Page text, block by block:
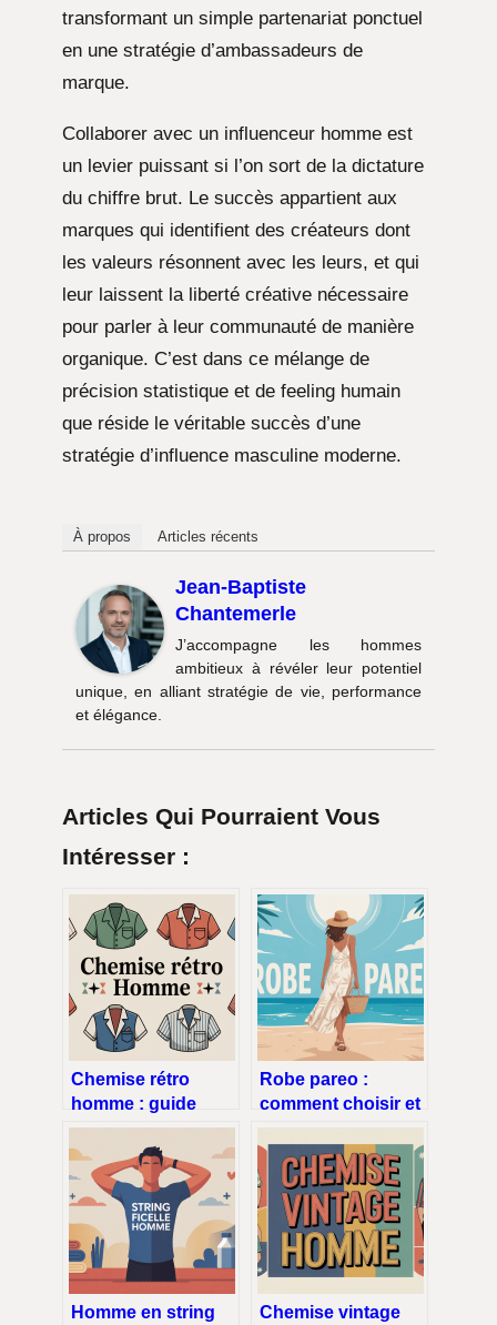
transformant un simple partenariat ponctuel
en une stratégie d’ambassadeurs de
marque.
Collaborer avec un influenceur homme est
un levier puissant si l’on sort de la dictature
du chiffre brut. Le succès appartient aux
marques qui identifient des créateurs dont
les valeurs résonnent avec les leurs, et qui
leur laissent la liberté créative nécessaire
pour parler à leur communauté de manière
organique. C’est dans ce mélange de
précision statistique et de feeling humain
que réside le véritable succès d’une
stratégie d’influence masculine moderne.
À propos Articles récents
Jean-Baptiste
Chantemerle
J’accompagne les hommes
ambitieux à révéler leur potentiel
unique, en alliant stratégie de vie, performance
et élégance.
Articles Qui Pourraient Vous
Intéresser :
Chemise rétro
homme : guide
complet pour un
style vintage
maîtrisé
Robe pareo :
comment choisir et
porter cette pièce
ultra tendance
Homme en string
Chemise vintage